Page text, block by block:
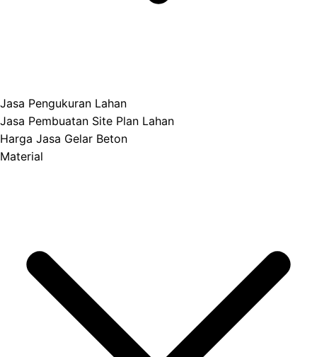
Jasa Pengukuran Lahan
Jasa Pembuatan Site Plan Lahan
Harga Jasa Gelar Beton
Material